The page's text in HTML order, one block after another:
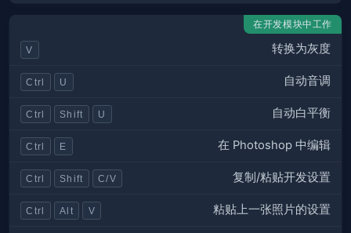
在开发模块中工作
V 转换为灰度
Ctrl U 自动音调
Ctrl Shift U 自动白平衡
Ctrl E 在 Photoshop 中编辑
Ctrl Shift C/V 复制/粘贴开发设置
Ctrl Alt V 粘贴上一张照片的设置